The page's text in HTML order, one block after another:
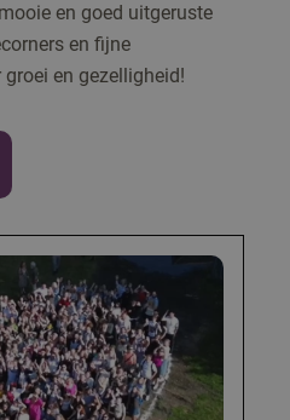
en goed uitgeruste
en fijne
en gezelligheid!